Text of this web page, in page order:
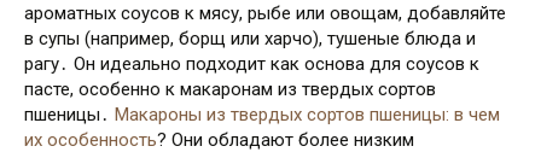
ароматных соусов к мясу, рыбе или овощам, добавляйте
в супы (например, борщ или харчо), тушеные блюда и
рагу․ Он идеально подходит как основа для соусов к
пасте, особенно к макаронам из твердых сортов
пшеницы․ Макароны из твердых сортов пшеницы: в чем
их особенность? Они обладают более низким